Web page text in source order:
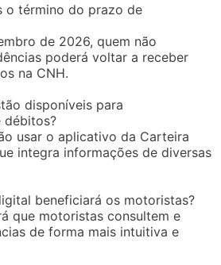
o término do prazo de
de 2026, quem não
poderá voltar a receber
na CNH.
disponíveis para
débitos?
usar o aplicativo da Carteira
integra informações de diversas
beneficiará os motoristas?
que motoristas consultem e
de forma mais intuitiva e